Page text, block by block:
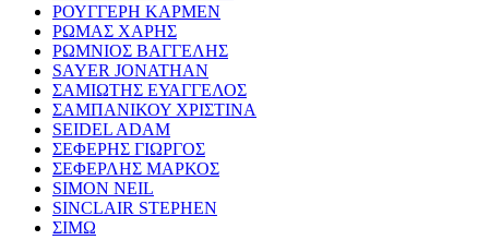
ΡΟΥΓΓΕΡΗ ΚΑΡΜΕΝ
ΡΩΜΑΣ ΧΑΡΗΣ
ΡΩΜΝΙΟΣ ΒΑΓΓΕΛΗΣ
SAYER JONATHAN
ΣΑΜΙΩΤΗΣ ΕΥΑΓΓΕΛΟΣ
ΣΑΜΠΑΝΙΚΟΥ ΧΡΙΣΤΙΝΑ
SEIDEL ADAM
ΣΕΦΕΡΗΣ ΓΙΩΡΓΟΣ
ΣΕΦΕΡΛΗΣ ΜΑΡΚΟΣ
SIMON NEIL
SINCLAIR STEPHEN
ΣΙΜΩ